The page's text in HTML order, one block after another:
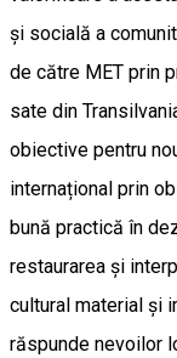
și socială a
de către MET prin
sate din
obiective pentru
internațional prin
bună practică în
restaurarea și
cultural material și
răspunde nevoilor